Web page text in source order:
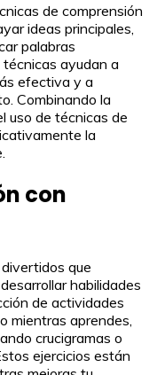
de comprensión
ideas principales,
palabras
ayudan a
efectiva y a
Combinando la
uso de técnicas de
la
con
que
habilidades
de actividades
mientras aprendes,
crucigramas o
ejercicios están